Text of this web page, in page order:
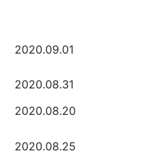
2020.09.01
2020.08.31
2020.08.20
2020.08.25